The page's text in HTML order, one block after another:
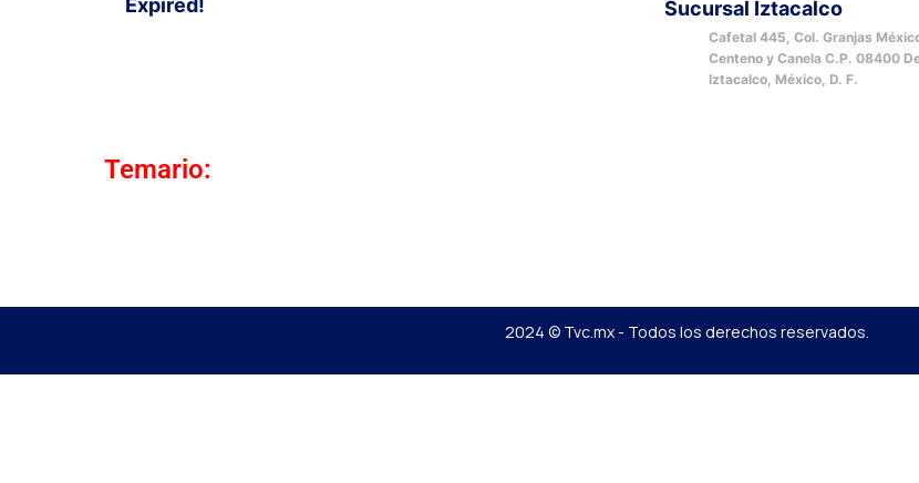
Sucursal Iztacalco
Cafetal 445, Col. Granjas
Centeno y Canela C.P. 08400
Iztacalco, México, D. F.
Temario:
2024 © Tvc.mx - Todos los derechos reservados.